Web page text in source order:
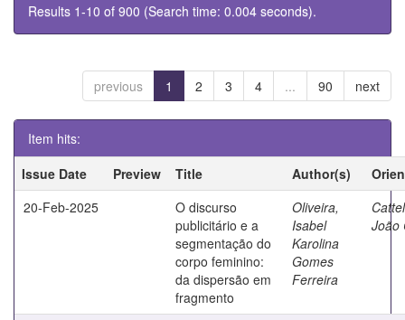
Results 1-10 of 900 (Search time: 0.004 seconds).
previous 1 2 3 4 ... 90 next
Item hits:
Issue Date
Preview Title Author(s)
20-Feb-2025
O discurso
publicitário e a
segmentação do
corpo feminino:
da dispersão em
fragmento
Oliveira,
Isabel
Karolina
Gomes
Ferreira
João